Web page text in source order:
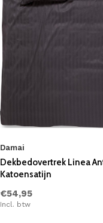
Damai
Dekbedovertrek Linea
Katoensatijn
€54,95
Incl. btw